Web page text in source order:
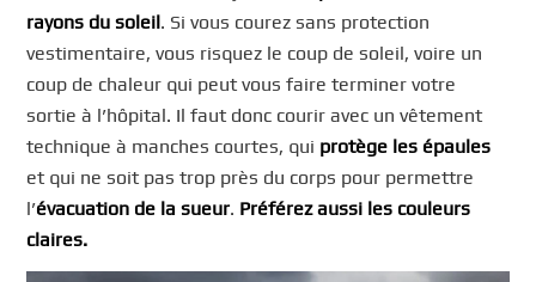
rayons du soleil. Si vous courez sans protection
vestimentaire, vous risquez le coup de soleil, voire un
coup de chaleur qui peut vous faire terminer votre
sortie à l’hôpital. Il faut donc courir avec un vêtement
technique à manches courtes, qui protège les épaules
et qui ne soit pas trop près du corps pour permettre
l’évacuation de la sueur. Préférez aussi les couleurs
claires.